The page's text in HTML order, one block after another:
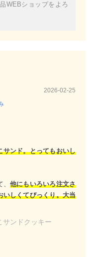
WEBショップをよろ
2026-02-25
サンド。とってもおいし
、他にもいろいろ注文さ
いしくてびっくり。大当
サンドクッキー